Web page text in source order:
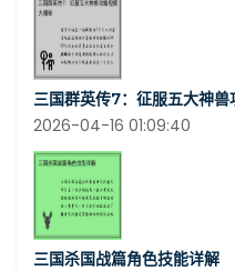
三国群英传7：征服五大神兽
2026-04-16 01:09:40
三国杀国战篇角色技能详解